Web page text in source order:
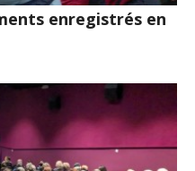
enregistrés en